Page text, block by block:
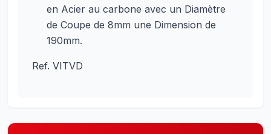
en Acier au carbone avec un Diamètre
de Coupe de 8mm une Dimension de
190mm.
Ref. VITVD